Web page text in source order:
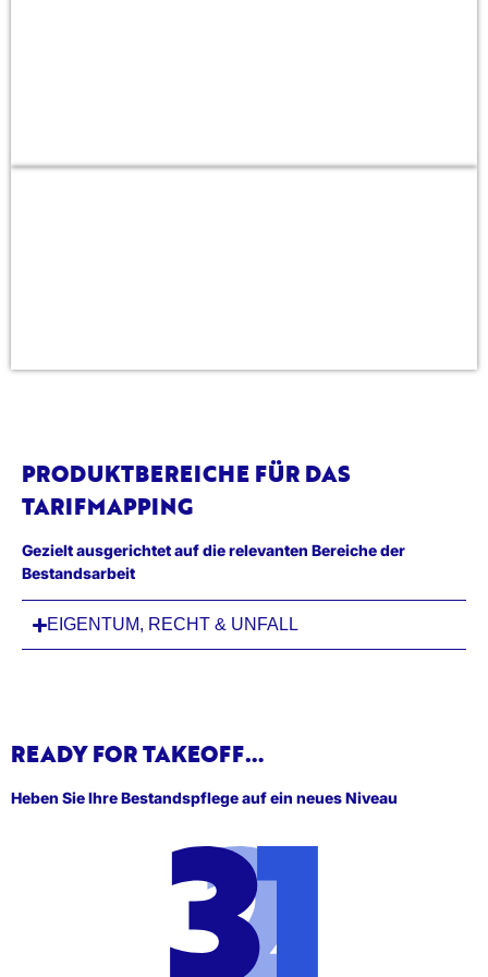
PRODUKTBEREICHE FÜR DAS
TARIFMAPPING
Gezielt ausgerichtet auf die relevanten Bereiche der
Bestandsarbeit
EIGENTUM, RECHT & UNFALL
READY FOR TAKEOFF…
Heben Sie Ihre Bestandspflege auf ein neues Niveau